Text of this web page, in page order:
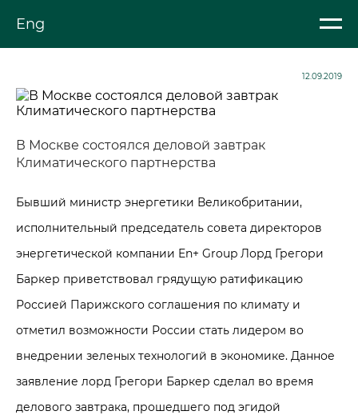
Eng
12.09.2019
В Москве состоялся деловой завтрак
Климатического партнерства
Бывший министр энергетики Великобритании,
исполнительный председатель совета директоров
энергетической компании En+ Group Лорд Грегори
Баркер приветствовал грядущую ратификацию
Россией Парижского соглашения по климату и
отметил возможности России стать лидером во
внедрении зеленых технологий в экономике. Данное
заявление лорд Грегори Баркер сделал во время
делового завтрака, прошедшего под эгидой